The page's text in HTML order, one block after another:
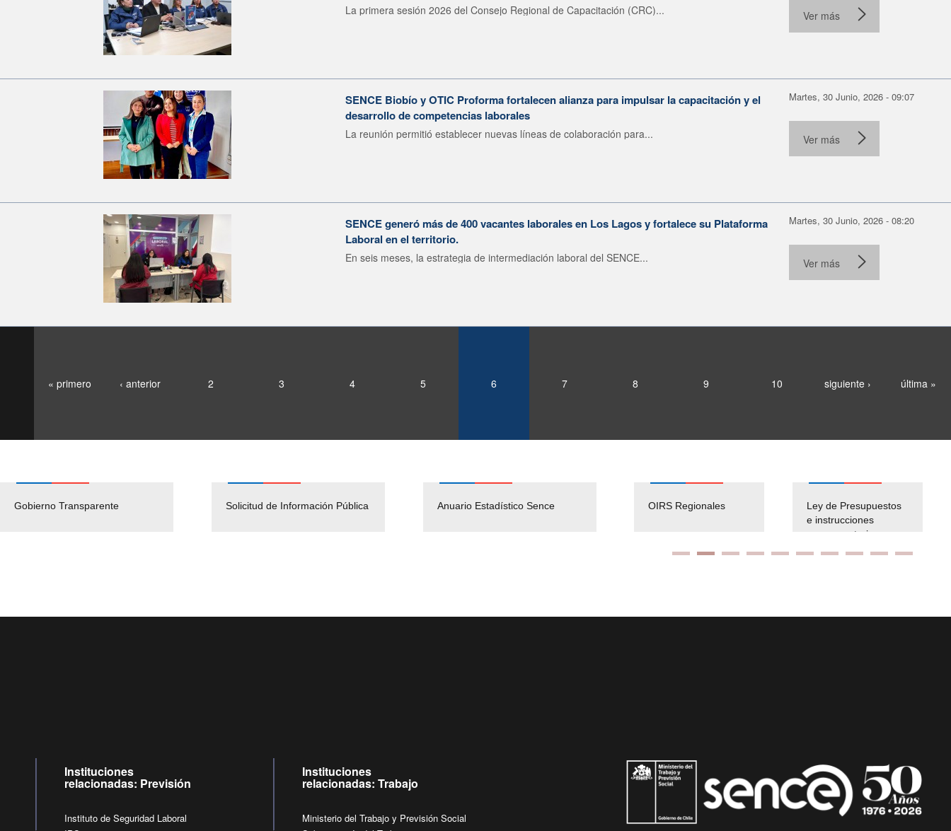
La primera sesión 2026 del Consejo Regional de Capacitación (CRC)... Ver más
SENCE Biobío y OTIC Proforma fortalecen alianza para impulsar la capacitación y el
desarrollo de competencias laborales
La reunión permitió establecer nuevas líneas de colaboración para...
Martes, 30 Junio, 2026 - 09:07
Ver más
SENCE generó más de 400 vacantes laborales en Los Lagos y fortalece su Plataforma
Laboral en el territorio.
En seis meses, la estrategia de intermediación laboral del SENCE...
Martes, 30 Junio, 2026 - 08:20
Ver más
« primero ‹ anterior 2 3 4 5 6 7 8 9 10 siguiente › última »
Gobierno Transparente Solicitud de Información Pública Anuario Estadístico Sence
Pago Proveedores
Empleos Públicos
Solicitud Audiencias y
OIRS Regionales
Ley de Presupuestos
e instrucciones
presuspuetarias
Instituciones
relacionadas: Previsión
Instituto de Seguridad Laboral
Instituciones
relacionadas: Trabajo
Ministerio del Trabajo y Previsión Social